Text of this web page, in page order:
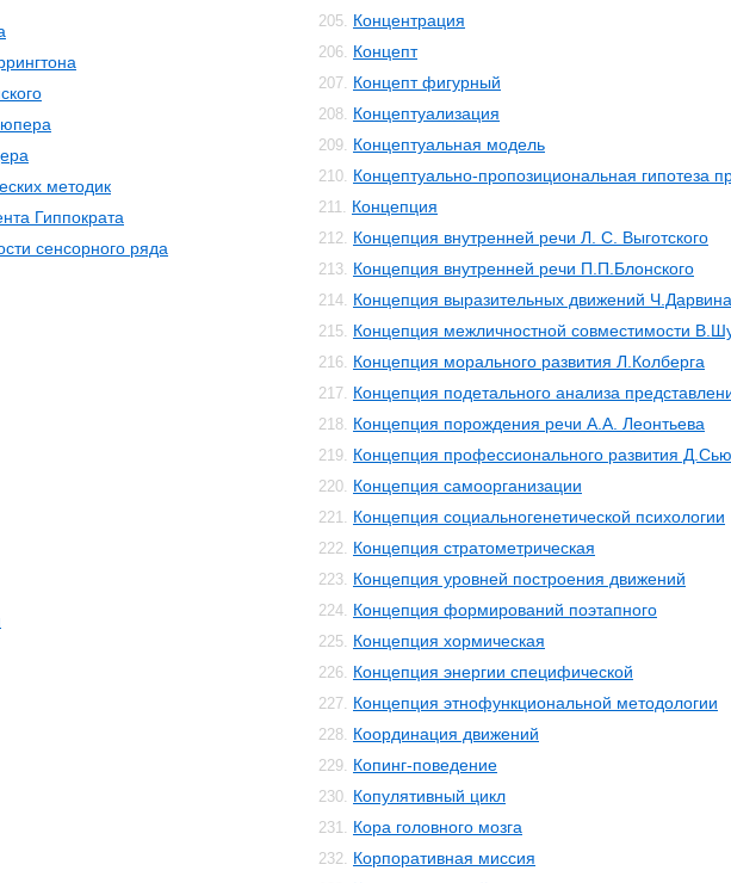
методик
Гиппократа
сенсорного ряда
205. Концентрация
206. Концепт
207. Концепт фигурный
208. Концептуализация
209. Концептуальная модель
210. Концептуально-пропозициональная гипотеза
211. Концепция
212. Концепция внутренней речи Л. С. Выготского
213. Концепция внутренней речи П.П.Блонского
214. Концепция выразительных движений Ч.Дарвина
215. Концепция межличностной совместимости
216. Концепция морального развития Л.Колберга
217. Концепция подетального анализа
218. Концепция порождения речи А.А. Леонтьева
219. Концепция профессионального развития
220. Концепция самоорганизации
221. Концепция социальногенетической психологии
222. Концепция стратометрическая
223. Концепция уровней построения движений
224. Концепция формирований поэтапного
225. Концепция хормическая
226. Концепция энергии специфической
227. Концепция этнофункциональной методологии
228. Координация движений
229. Копинг-поведение
230. Копулятивный цикл
231. Кора головного мозга
232. Корпоративная миссия